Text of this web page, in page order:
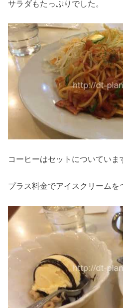
サラダもたっぷりでした。
コーヒーはセットについていま
プラス料金でアイスクリームを